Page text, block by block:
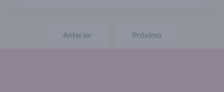
Anterior Próximo